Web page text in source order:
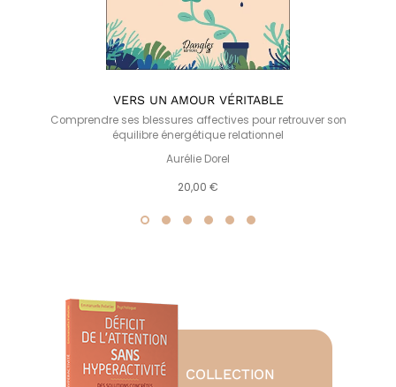
VERS UN AMOUR VÉRITABLE
Comprendre ses blessures affectives pour retrouver son
équilibre énergétique relationnel
Aurélie Dorel
20,00 €